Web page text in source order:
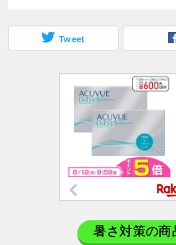
Tweet
暑さ対策の商